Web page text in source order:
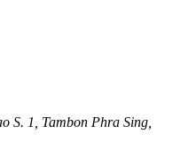
S. 1, Tambon Phra Sing,